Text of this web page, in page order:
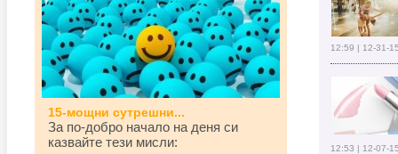
15-мощни сутрешни...
За по-добро начало на деня си
казвайте тези мисли:
12:59 | 12-31-
12:53 | 12-07-